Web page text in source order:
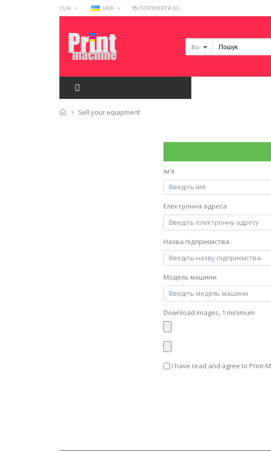
EUR UKR ПОРІВНЯТИ (0)
Всі
Головна
Sell your equipment
Ім'я
Електронна адреса
Назва підприємства
Модель машини
Download images, 1 minimum
I have read and agree to Print-